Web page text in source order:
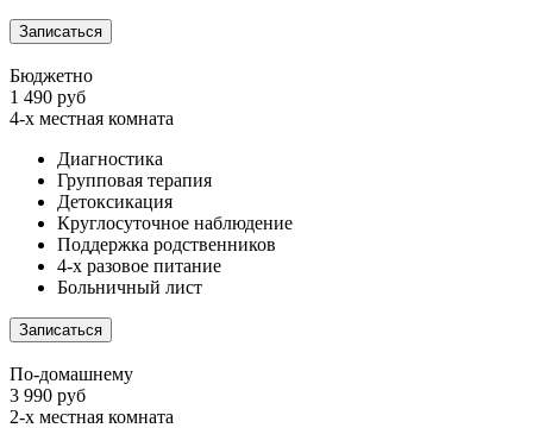
Записаться
Бюджетно
1 490 руб
4-х местная комната
Диагностика
Групповая терапия
Детоксикация
Круглосуточное наблюдение
Поддержка родственников
4-х разовое питание
Больничный лист
Записаться
По-домашнему
3 990 руб
2-х местная комната